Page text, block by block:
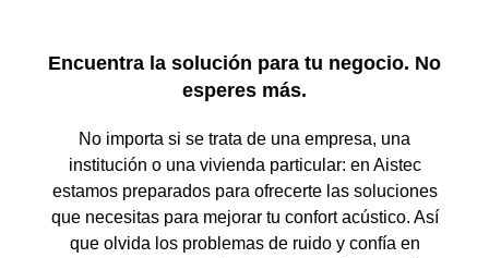
Encuentra la solución para tu negocio. No
esperes más.
No importa si se trata de una empresa, una
institución o una vivienda particular: en Aistec
estamos preparados para ofrecerte las soluciones
que necesitas para mejorar tu confort acústico. Así
que olvida los problemas de ruido y confía en